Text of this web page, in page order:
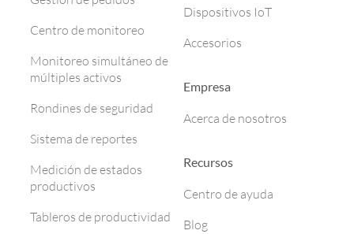
Centro de monitoreo
Monitoreo simultáneo de
múltiples activos
Rondines de seguridad
Sistema de reportes
Medición de estados
productivos
Tableros de productividad
Dispositivos IoT
Accesorios
Empresa
Acerca de nosotros
Recursos
Centro de ayuda
Blog